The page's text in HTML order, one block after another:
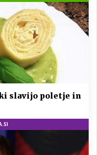
slavijo poletje in